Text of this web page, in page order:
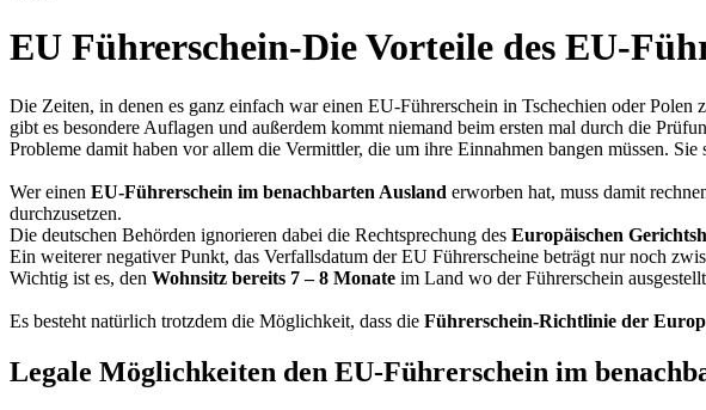
EU Führerschein-Die Vorteile des EU-
Die Zeiten, in denen es ganz einfach war einen EU-Führerschein in Tschechien oder
gibt es besondere Auflagen und außerdem kommt niemand beim ersten mal durch die
Probleme damit haben vor allem die Vermittler, die um ihre Einnahmen bangen müssen.
Wer einen EU-Führerschein im benachbarten Ausland erworben hat, muss damit
durchzusetzen.
Die deutschen Behörden ignorieren dabei die Rechtsprechung des Europäischen
Ein weiterer negativer Punkt, das Verfallsdatum der EU Führerscheine beträgt nur noch
Wichtig ist es, den Wohnsitz bereits 7 – 8 Monate im Land wo der Führerschein
Es besteht natürlich trotzdem die Möglichkeit, dass die Führerschein-Richtlinie der
Legale Möglichkeiten den EU-Führerschein im